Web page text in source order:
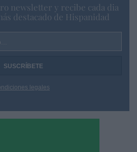
newsletter y recibe cada dia
destacado de Hispanidad
legales